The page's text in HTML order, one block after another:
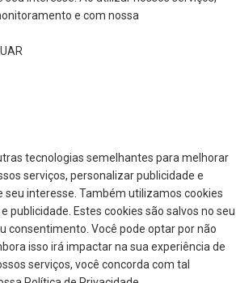
e com nossa
tecnologias semelhantes para melhorar
serviços, personalizar publicidade e
seu interesse. Também utilizamos cookies
publicidade. Estes cookies são salvos no seu
consentimento. Você pode optar por não
isso irá impactar na sua experiência de
serviços, você concorda com tal